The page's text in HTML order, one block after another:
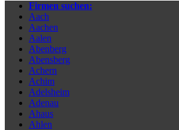
Firmen suchen:
Aach
Aachen
Aalen
Abenberg
Abensberg
Achern
Achim
Adelsheim
Adenau
Ahaus
Ahlen